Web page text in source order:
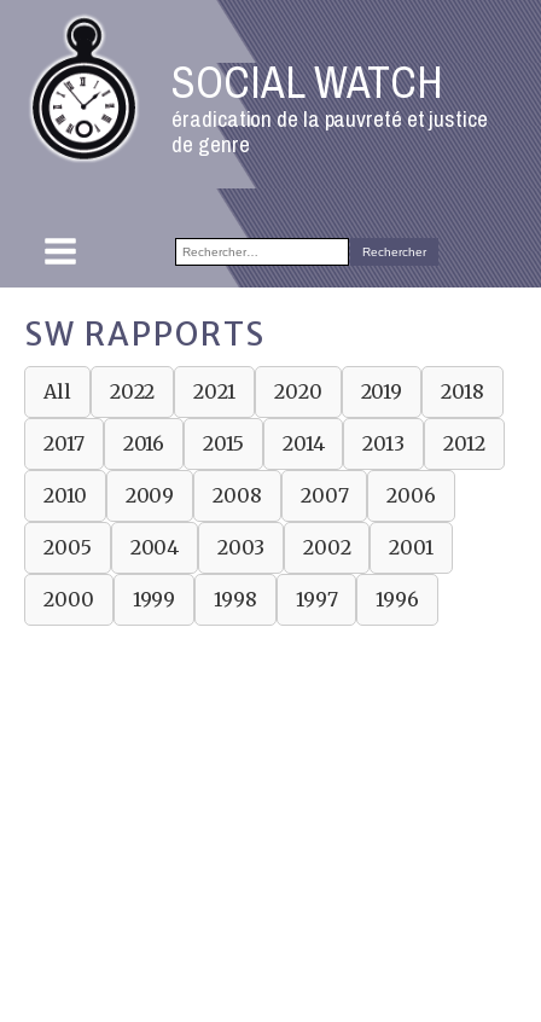
SOCIAL WATCH
éradication de la pauvreté et justice
de genre
Rechercher :
SW RAPPORTS
All 2022 2021 2020 2019 2018
2017 2016 2015 2014 2013 2012
2010 2009 2008 2007 2006
2005 2004 2003 2002 2001
2000 1999 1998 1997 1996